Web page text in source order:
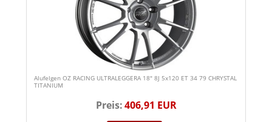
Alufelgen OZ RACING ULTRALEGGERA 18" 8J 5x120 ET 34 79 CHRYSTAL
TITANIUM
Preis:406,91 EUR